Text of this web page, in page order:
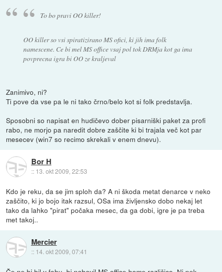
To bo pravi OO killer!
OO killer so vsi spiratizirano MS ofici, ki jih ima folk
namescene. Ce bi mel MS office vsaj pol tok DRMja kot ga ima
povprecna igra bi OO ze kraljeval
Zanimivo, ni?
Ti pove da vse pa le ni tako črno/belo kot si folk predstavlja.
Sposobni so napisat en hudičevo dober pisarniški paket za profi
rabo, ne morjo pa naredit dobre zaščite ki bi trajala več kot par
mesecev (win7 so recimo skrekali v enem dnevu).
Bor H
:: 13. okt 2009, 22:53
Kdo je reku, da se jim sploh da? A ni škoda metat denarce v neko
zaščito, ki jo bojo itak razsul, OSa ima življensko dobo nekaj let
tako da lahko "pirat" počaka mesec, da ga dobi, igre je pa treba
met takoj..
Mercier
:: 14. okt 2009, 07:41